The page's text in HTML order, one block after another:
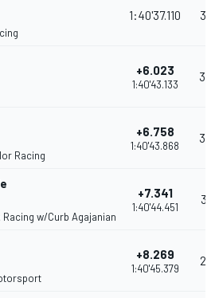
1:40'37.110
+6.023
1:40'43.133
Racing
+6.758
1:40'43.868
w/Curb Agajanian
+7.341
1:40'44.451
+8.269
1:40'45.379